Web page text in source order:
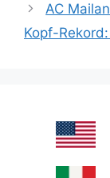
AC
Kopf-